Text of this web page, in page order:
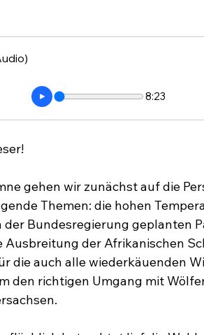
8:23
gehen wir zunächst auf die
Themen: die hohen
Bundesregierung geplanten
Ausbreitung der Afrikanischen
die auch alle wiederkäuenden
den richtigen Umgang mit